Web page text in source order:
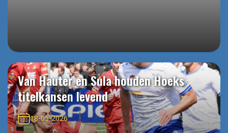
Van Hauter en Sula houden Hoeks
titelkansen levend
18-05-2026